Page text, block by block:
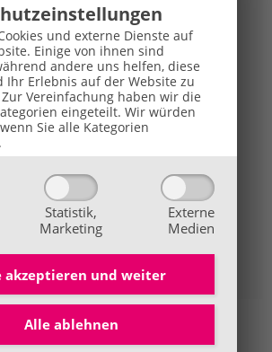
und externe Dienste auf
Einige von ihnen sind
andere uns helfen, diese
Ihr Erlebnis auf der Website zu
Zur Vereinfachung haben wir die
eingeteilt. Wir würden
Sie alle Kategorien
Statistik,
Marketing
Externe
Medien
akzeptieren und weiter
Alle ablehnen
- Klangpunktur, Kräuterkunde - Heilpflanzen -
- Spagyrik, Schüssler Salze -
- TCM-Ernährung - Stoffwechseltypen,
Tierakademie
Top Seminare
8041
- Kosmetikherstellung, Kräuterkunde -
- TEM - Waldbaden - Spagyrik
der Thematik
Ausbildung "Dipl. Aromafachfrau"
9073
- Kosmetikherstellung